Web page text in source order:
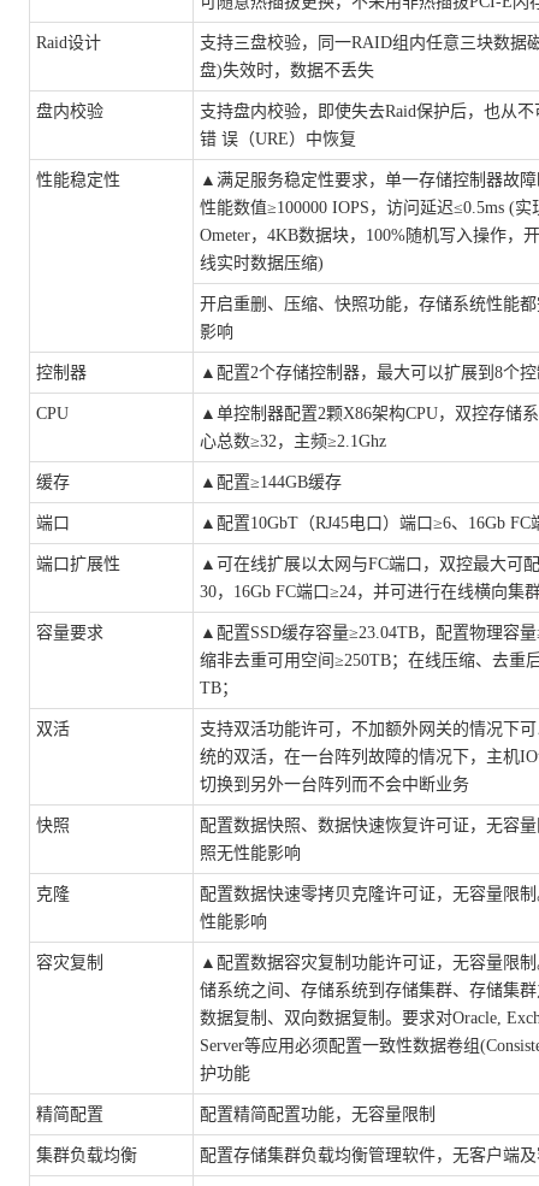
Raid设计 支持三盘校验，同一RAID组内任意三块数据
盘)失效时，数据不丢失
盘内校验 支持盘内校验，即使失去Raid保护后，也从
错 误（URE）中恢复
性能稳定性 ▲ 满足服务稳定性要求，单一存储控制器故
性能数值≥100000 IOPS，访问延迟≤0.5ms (
Ometer，4KB数据块，100%随机写入操作，
线实时数据压缩)
开启重删、压缩、快照功能，存储系统性能
影响
控制器 ▲ 配置2个存储控制器，最大可以扩展到8个
CPU ▲ 单控制器配置2颗X86架构CPU，双控存储
心总数≥32，主频≥2.1Ghz
缓存 ▲ 配置≥144GB缓存
端口 ▲ 配置10GbT（RJ45电口）端口≥6、16Gb FC
端口扩展性 ▲ 可在线扩展以太网与FC端口，双控最大可
30，16Gb FC端口≥24，并可进行在线横向集
容量要求 ▲ 配置SSD缓存容量≥23.04TB，配置物理容
缩非去重可用空间≥250TB；在线压缩、去重
TB；
双活
支持双活功能许可，不加额外网关的情况下
统的双活，在一台阵列故障的情况下，主机
切换到另外一台阵列而不会中断业务
快照
配置数据快照、数据快速恢复许可证，无容
照无性能影响
克隆
配置数据快速零拷贝克隆许可证，无容量限
性能影响
容灾复制 ▲ 配置数据容灾复制功能许可证，无容量限
储系统之间、存储系统到存储集群、存储集
数据复制、双向数据复制。要求对Oracle,
Server等应用必须配置一致性数据卷组
护功能
精简配置 配置精简配置功能，无容量限制
集群负载均衡 配置存储集群负载均衡管理软件，无客户端